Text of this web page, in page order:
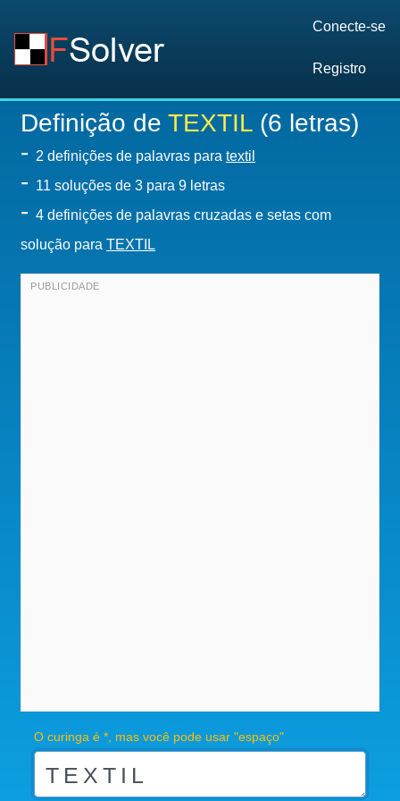
Conecte-se
Registro
Definição de TEXTIL (6 letras)
- 2 definições de palavras para textil
- 11 soluções de 3 para 9 letras
- 4 definições de palavras cruzadas e setas com
solução para TEXTIL
O curinga é *, mas você pode usar "espaço"